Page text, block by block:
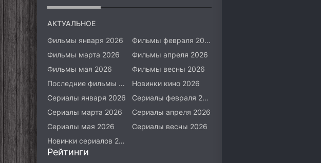
АКТУАЛЬНОЕ
Фильмы января 2026
Фильмы февраля 2026
Фильмы марта 2026
Фильмы апреля 2026
Фильмы мая 2026
Фильмы весны 2026
Последние фильмы 2026
Новинки кино 2026
Сериалы января 2026
Сериалы февраля 2026
Сериалы марта 2026
Сериалы апреля 2026
Сериалы мая 2026
Сериалы весны 2026
Новинки сериалов 2026
Рейтинги